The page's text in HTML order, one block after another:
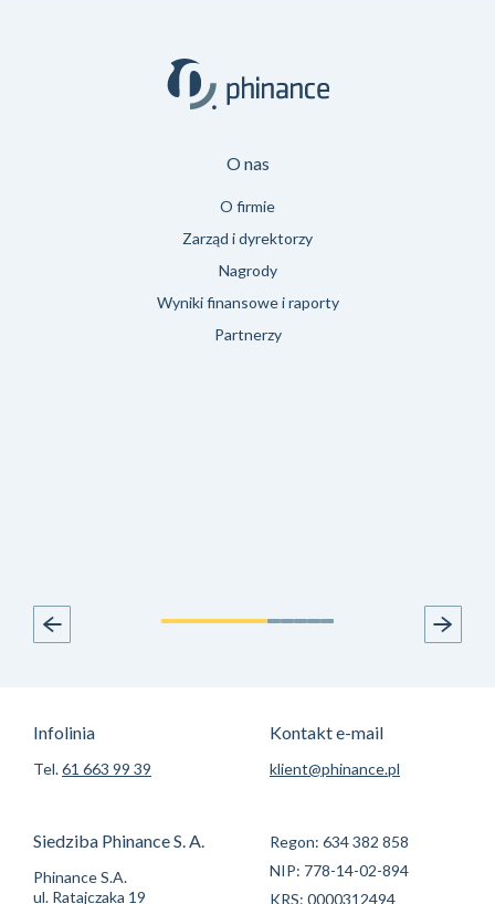
O nas
O firmie
Zarząd i dyrektorzy
Nagrody
Wyniki finansowe i raporty
Partnerzy
Infolinia
Tel.61 663 99 39
Kontakt e-mail
klient@phinance.pl
Siedziba Phinance S. A.
Phinance S.A.
ul. Ratajczaka 19
Regon: 634 382 858
NIP: 778-14-02-894
KRS: 0000312494